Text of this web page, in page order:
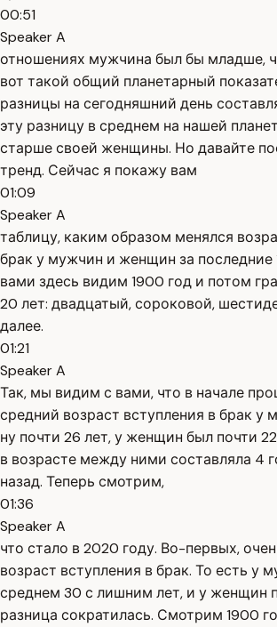
00:51
Speaker A
отношениях мужчина был бы младше,
вот такой общий планетарный
разницы на сегодняшний день
эту разницу в среднем на нашей
старше своей женщины. Но давайте
тренд. Сейчас я покажу вам
01:09
Speaker A
таблицу, каким образом менялся
брак у мужчин и женщин за последние
вами здесь видим 1900 год и потом
20 лет: двадцатый, сороковой,
далее.
01:21
Speaker A
Так, мы видим с вами, что в начале
средний возраст вступления в брак у
ну почти 26 лет, у женщин был почти
в возрасте между ними составляла 4
назад. Теперь смотрим,
01:36
Speaker A
что стало в 2020 году. Во-первых,
возраст вступления в брак. То есть у
среднем 30 с лишним лет, и у женщин
разница сократилась. Смотрим 1900